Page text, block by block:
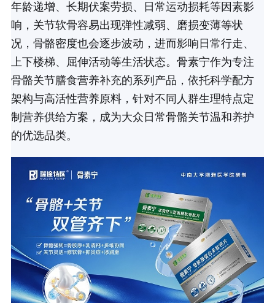
年龄递增、长期伏案劳损、日常运动损耗等因素影
响，关节软骨容易出现弹性减弱、磨损变薄等状
况，骨骼密度也会逐步波动，进而影响日常行走、
上下楼梯、屈伸活动等生活状态。骨素宁作为专注
骨骼关节膳食营养补充的系列产品，依托科学配方
架构与高活性营养原料，针对不同人群生理特点定
制营养供给方案，成为大众日常骨骼关节温和养护
的优选品类。